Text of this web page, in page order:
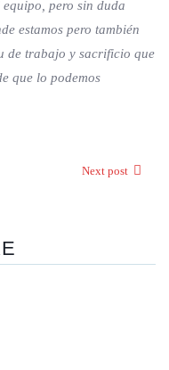
pero sin duda
estamos pero también
de trabajo y sacrificio que
que lo podemos
Next post